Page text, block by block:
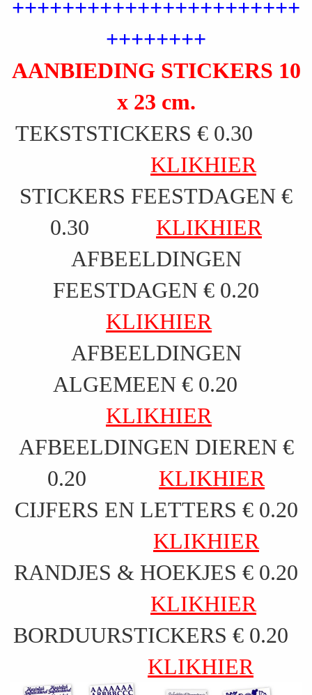
+++++++++++++++++++++++
++++++++
AANBIEDING STICKERS 10
x 23 cm.
TEKSTSTICKERS € 0.30
KLIKHIER
STICKERS FEESTDAGEN €
0.30 KLIKHIER
AFBEELDINGEN
FEESTDAGEN € 0.20
KLIKHIER
AFBEELDINGEN
ALGEMEEN € 0.20
KLIKHIER
AFBEELDINGEN DIEREN €
0.20
KLIKHIER
CIJFERS EN LETTERS € 0.20
KLIKHIER
RANDJES & HOEKJES € 0.20
KLIKHIER
BORDUURSTICKERS € 0.20
KLIKHIER